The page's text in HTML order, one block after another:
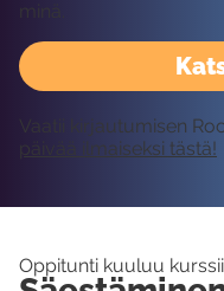
Vaatii kirjautumisen
päivää ilmaiseksi tästä!
Oppitunti kuuluu